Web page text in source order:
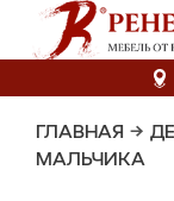
ГЛАВНАЯ →
МАЛЬЧИКА